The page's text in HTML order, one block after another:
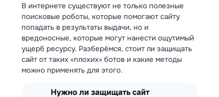
В интернете существуют не только полезные
поисковые роботы, которые помогают сайту
попадать в результаты выдачи, но и
вредоносные, которые могут нанести ощутимый
ущерб ресурсу. Разберёмся, стоит ли защищать
сайт от таких «плохих» ботов и какие методы
можно применять для этого.